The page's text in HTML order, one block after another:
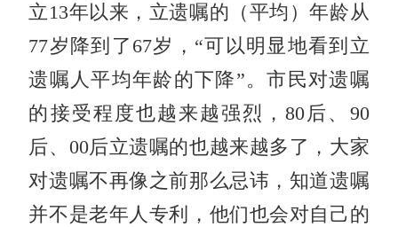
立13年以来，立遗嘱的（平均）年龄从
77岁降到了67岁，“可以明显地看到立
遗嘱人平均年龄的下降”。市民对遗嘱
的接受程度也越来越强烈，80后、90
后、00后立遗嘱的也越来越多了，大家
对遗嘱不再像之前那么忌讳，知道遗嘱
并不是老年人专利，他们也会对自己的